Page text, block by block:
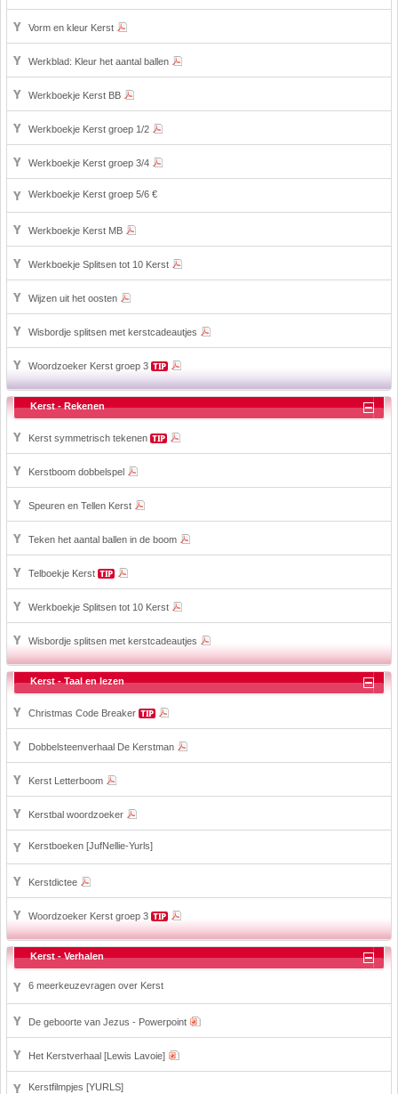
Vorm en kleur Kerst
Werkblad: Kleur het aantal ballen
Werkboekje Kerst BB
Werkboekje Kerst groep 1/2
Werkboekje Kerst groep 3/4
Werkboekje Kerst groep 5/6 €
Werkboekje Kerst MB
Werkboekje Splitsen tot 10 Kerst
Wijzen uit het oosten
Wisbordje splitsen met kerstcadeautjes
Woordzoeker Kerst groep 3
Kerst - Rekenen
Kerst symmetrisch tekenen
Kerstboom dobbelspel
Speuren en Tellen Kerst
Teken het aantal ballen in de boom
Telboekje Kerst
Werkboekje Splitsen tot 10 Kerst
Wisbordje splitsen met kerstcadeautjes
Kerst - Taal en lezen
Christmas Code Breaker
Dobbelsteenverhaal De Kerstman
Kerst Letterboom
Kerstbal woordzoeker
Kerstboeken [JufNellie-Yurls]
Kerstdictee
Woordzoeker Kerst groep 3
Kerst - Verhalen
6 meerkeuzevragen over Kerst
De geboorte van Jezus - Powerpoint
Het Kerstverhaal [Lewis Lavoie]
Kerstfilmpjes [YURLS]